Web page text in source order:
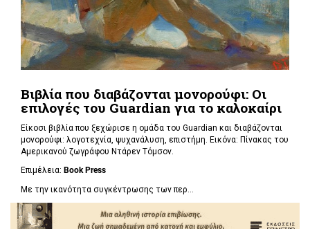
Βιβλία που διαβάζονται μονορούφι: Οι
επιλογές του Guardian για το καλοκαίρι
Είκοσι βιβλία που ξεχώρισε η ομάδα του Guardian και διαβάζονται
μονορούφι: λογοτεχνία, ψυχανάλυση, επιστήμη. Εικόνα: Πίνακας του
Αμερικανού ζωγράφου Ντάρεν Τόμσον.
Επιμέλεια: Book Press
Με την ικανότητα συγκέντρωσης των περ...